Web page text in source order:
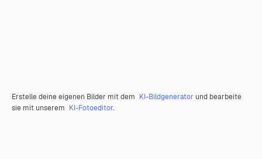
Erstelle deine eigenen Bilder mit dem KI-Bildgenerator und bearbeite
sie mit unserem KI-Fotoeditor.